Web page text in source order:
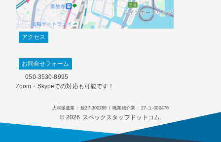
アクセス
お問合せフォーム
050-3530-8995
Zoom・Skypeでの対応も可能です！
人材派遣業 : 般27-300289 / 職業紹介業 : 27-ユ-300476
© 2026 スペックスタッフドットコム.